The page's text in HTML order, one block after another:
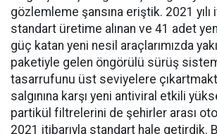
gözlemleme şansına eriştik. 2021 yılı
standart üretime alınan ve 41 adet
güç katan yeni nesil araçlarımızda
paketiyle gelen öngörülü sürüş
tasarrufunu üst seviyelere
salgınına karşı yeni antiviral etkili
partikül filtrelerini de şehirler arası
2021 itibarıyla standart hale getirdik.